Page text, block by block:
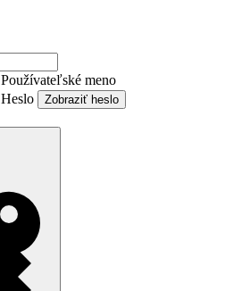
Používateľské meno
Heslo
Zobraziť heslo